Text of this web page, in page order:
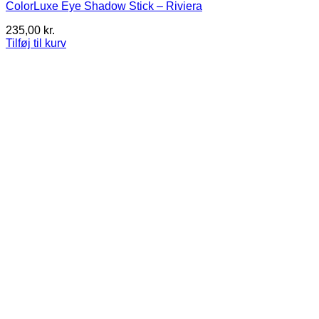
ColorLuxe Eye Shadow Stick – Riviera
235,00 kr.
Tilføj til kurv